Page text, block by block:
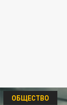
ОБЩЕСТВО